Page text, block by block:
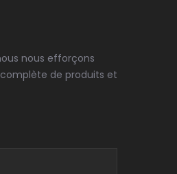
nous efforçons
de produits et